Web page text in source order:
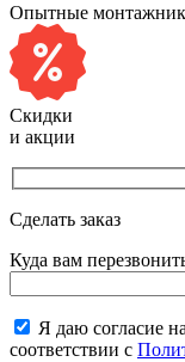
Опытные
Скидки
и акции
Сделать заказ
Куда вам
Я даю согласие
соответствии с